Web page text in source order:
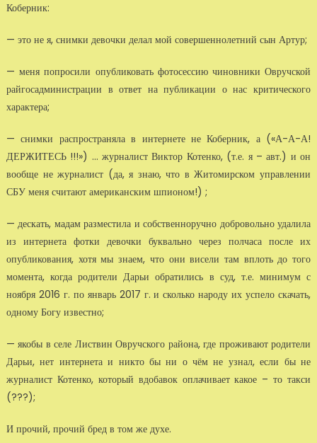
Коберник:
— это не я, снимки девочки делал мой совершеннолетний сын Артур;
— меня попросили опубликовать фотосессию чиновники Овручской
райгосадминистрации в ответ на публикации о нас критического
характера;
— снимки распространяла в интернете не Коберник, а («А-А-А!
ДЕРЖИТЕСЬ !!!») ... журналист Виктор Котенко, (т.е. я – авт.) и он
вообще не журналист (да, я знаю, что в Житомирском управлении
СБУ меня считают американским шпионом!) ;
— дескать, мадам разместила и собственноручно добровольно удалила
из интернета фотки девочки буквально через полчаса после их
опубликования, хотя мы знаем, что они висели там вплоть до того
момента, когда родители Дарьи обратились в суд, т.е. минимум с
ноября 2016 г. по январь 2017 г. и сколько народу их успело скачать,
одному Богу известно;
— якобы в селе Листвин Овручского района, где проживают родители
Дарьи, нет интернета и никто бы ни о чём не узнал, если бы не
журналист Котенко, который вдобавок оплачивает какое – то такси
(???);
И прочий, прочий бред в том же духе.